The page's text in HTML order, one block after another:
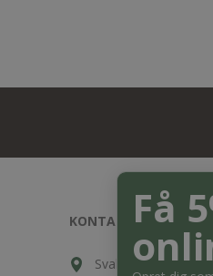
KONTAKT OS
Svalehøjvej 10,
Få